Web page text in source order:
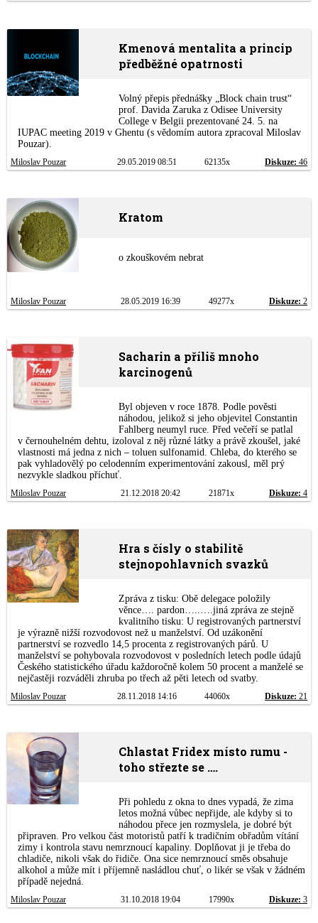
Kmenová mentalita a princip
předběžné opatrnosti
Volný přepis přednášky „Block chain trust“
prof. Davida Zaruka z Odisee University
College v Belgii prezentované 24. 5. na
IUPAC meeting 2019 v Ghentu (s vědomím autora zpracoval Miloslav
Pouzar).
Miloslav Pouzar 29.05.2019 08:51 62135x Diskuze: 46
Kratom
o zkouškovém nebrat
Miloslav Pouzar 28.05.2019 16:39 49277x Diskuze: 2
Sacharin a příliš mnoho
karcinogenů
Byl objeven v roce 1878. Podle pověsti
náhodou, jelikož si jeho objevitel Constantin
Fahlberg neumyl ruce. Před večeří se patlal
v černouhelném dehtu, izoloval z něj různé látky a právě zkoušel, jaké
vlastnosti má jedna z nich – toluen sulfonamid. Chleba, do kterého se
pak vyhladovělý po celodenním experimentování zakousl, měl prý
nezvykle sladkou příchuť.
Miloslav Pouzar 21.12.2018 20:42 21871x Diskuze: 4
Hra s čísly o stabilitě
stejnopohlavních svazků
Zpráva z tisku: Obě delegace položily
věnce…. pardon…..….jiná zpráva ze stejně
kvalitního tisku: U registrovaných partnerství
je výrazně nižší rozvodovost než u manželství. Od uzákonění
partnerství se rozvedlo 14,5 procenta z registrovaných párů. U
manželství se pohybovala rozvodovost v posledních letech podle údajů
Českého statistického úřadu každoročně kolem 50 procent a manželé se
nejčastěji rozváděli zhruba po třech až pěti letech od svatby.
Miloslav Pouzar 28.11.2018 14:16 44060x Diskuze: 21
Chlastat Fridex místo rumu -
toho střezte se ….
Při pohledu z okna to dnes vypadá, že zima
letos možná vůbec nepřijde, ale kdyby si to
náhodou přece jen rozmyslela, je dobré být
připraven. Pro velkou část motoristů patří k tradičním obřadům vítání
zimy i kontrola stavu nemrznoucí kapaliny. Doplňovat ji je třeba do
chladiče, nikoli však do řidiče. Ona sice nemrznoucí směs obsahuje
alkohol a může mít i příjemně nasládlou chuť, o likér se však v žádném
případě nejedná.
Miloslav Pouzar 31.10.2018 19:04 17990x Diskuze: 3